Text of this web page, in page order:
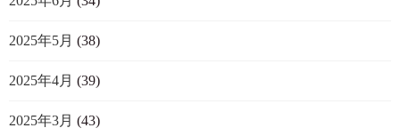
2025年5月 (38)
2025年4月 (39)
2025年3月 (43)